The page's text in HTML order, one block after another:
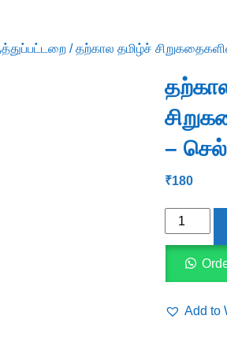
/ தற்கால தமிழ்ச்
–
₹180
தற்கால
Add to